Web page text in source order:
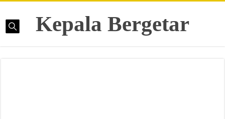
Kepala Bergetar